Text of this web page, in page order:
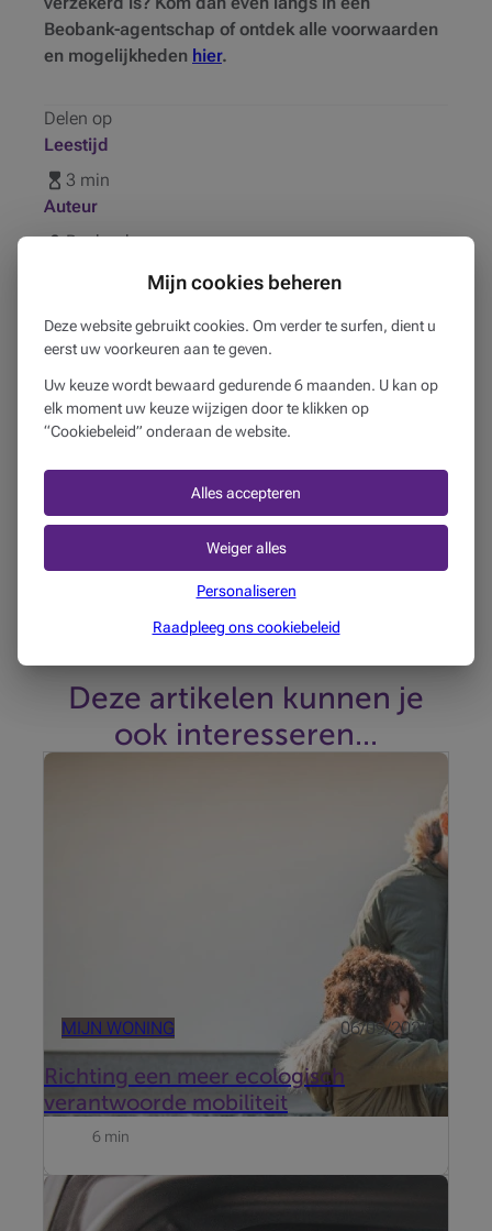
Beobank-agentschap of ontdek alle voorwaarden
en mogelijkheden hier.
Delen op
Leestijd
3 min
Auteur
Beobank
Gepubliceerd in
Mijn voertuig
Gerelateerde producten
Deze publicatie bevat algemene informatie en vormt geen
persoonlijk advies. Deze informatie kan veranderen of
afhankelijk van de situatie. Beobank is niet verantwoordelijk
de informatie uit de genoemde bronnen.
Deze artikelen kunnen je
ook interesseren...
MIJN WONING 06/09/2024
Richting een meer ecologisch
verantwoorde mobiliteit
6 min
Het Autosalon 2026, dat plaatsvindt van 9 tot 18
januari 2026 in Brussels Expo, blijft een niet te
Mijn cookies beheren
Deze website gebruikt cookies. Om verder te surfen, dient u
eerst uw voorkeuren aan te geven.
Uw keuze wordt bewaard gedurende 6 maanden. U kan op
elk moment uw keuze wijzigen door te klikken op
“Cookiebeleid” onderaan de website.
Alles accepteren
Weiger alles
Personaliseren
Raadpleeg ons cookiebeleid